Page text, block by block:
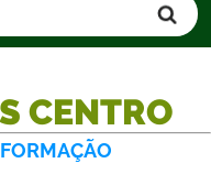
CENTRO